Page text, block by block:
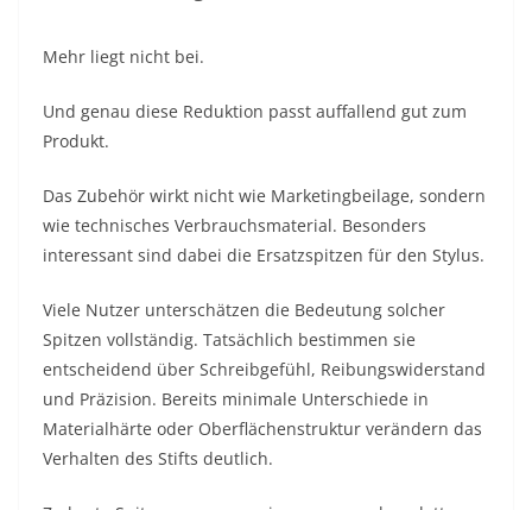
Mehr liegt nicht bei.
Und genau diese Reduktion passt auffallend gut zum
Produkt.
Das Zubehör wirkt nicht wie Marketingbeilage, sondern
wie technisches Verbrauchsmaterial. Besonders
interessant sind dabei die Ersatzspitzen für den Stylus.
Viele Nutzer unterschätzen die Bedeutung solcher
Spitzen vollständig. Tatsächlich bestimmen sie
entscheidend über Schreibgefühl, Reibungswiderstand
und Präzision. Bereits minimale Unterschiede in
Materialhärte oder Oberflächenstruktur verändern das
Verhalten des Stifts deutlich.